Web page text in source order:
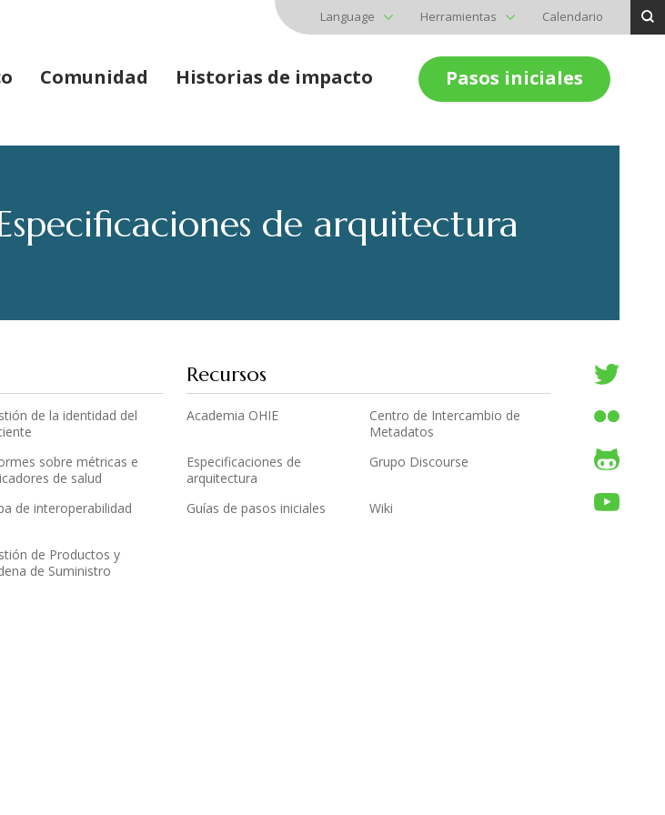
Language Herramientas Calendario
Comunidad Historias de impacto Pasos iniciales
de arquitectura
de la identidad del
sobre métricas e
de salud
de interoperabilidad
de Productos y
de Suministro
Recursos
Academia OHIE
Centro de Intercambio de
Metadatos
Especificaciones de
arquitectura
Grupo Discourse
Guías de pasos iniciales Wiki